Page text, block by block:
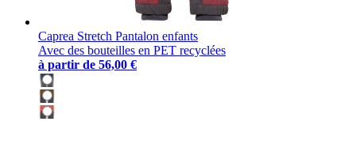
Caprea Stretch Pantalon enfants
Avec des bouteilles en PET recyclées
à partir de 56,00 €